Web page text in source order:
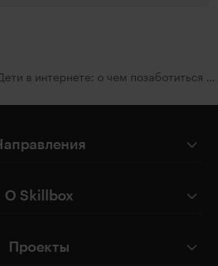
Дети в интернете: о чем позаботиться родителям
О Skillbox
Проекты